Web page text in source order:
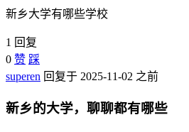
新乡大学有哪些学校
1 回复
0 赞 踩
superen 回复于 2025-11-02 之前
新乡的大学，聊聊都有哪些